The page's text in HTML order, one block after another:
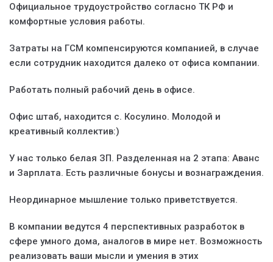
Официальное трудоустройство согласно ТК РФ и
комфортные условия работы.
Затраты на ГСМ компенсируются компанией, в случае
если сотрудник находится далеко от офиса компании.
Работать полный рабочий день в офисе.
Офис штаб, находится с. Косулино. Молодой и
креативный коллектив:)
У нас только белая ЗП. Разделенная на 2 этапа: Аванс
и Зарплата. Есть различные бонусы и вознаграждения.
Неординарное мышление только приветствуется.
В компании ведутся 4 перспективных разработок в
сфере умного дома, аналогов в мире нет. Возможность
реализовать ваши мысли и умения в этих